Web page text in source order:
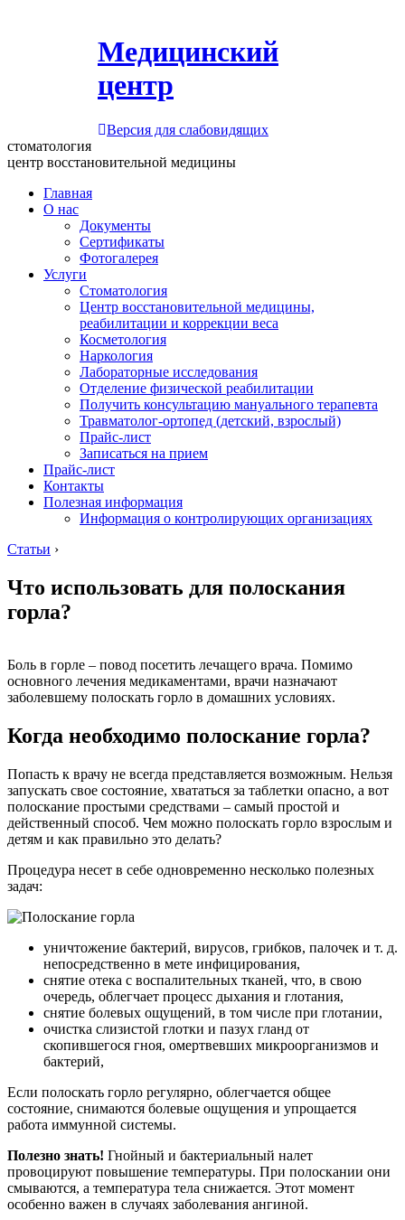
Медицинский
центр
Версия для слабовидящих
стоматология
центр восстановительной медицины
Главная
О нас
Документы
Сертификаты
Фотогалерея
Услуги
Стоматология
Центр восстановительной медицины,
реабилитации и коррекции веса
Косметология
Наркология
Лабораторные исследования
Отделение физической реабилитации
Получить консультацию мануального терапевта
Травматолог-ортопед (детский, взрослый)
Прайс-лист
Записаться на прием
Прайс-лист
Контакты
Полезная информация
Информация о контролирующих организациях
Статьи ›
Что использовать для полоскания
горла?
Боль в горле – повод посетить лечащего врача. Помимо
основного лечения медикаментами, врачи назначают
заболевшему полоскать горло в домашних условиях.
Когда необходимо полоскание горла?
Попасть к врачу не всегда представляется возможным. Нельзя
запускать свое состояние, хвататься за таблетки опасно, а вот
полоскание простыми средствами – самый простой и
действенный способ. Чем можно полоскать горло взрослым и
детям и как правильно это делать?
Процедура несет в себе одновременно несколько полезных
задач:
уничтожение бактерий, вирусов, грибков, палочек и т. д.
непосредственно в мете инфицирования,
снятие отека с воспалительных тканей, что, в свою
очередь, облегчает процесс дыхания и глотания,
снятие болевых ощущений, в том числе при глотании,
очистка слизистой глотки и пазух гланд от
скопившегося гноя, омертвевших микроорганизмов и
бактерий,
Если полоскать горло регулярно, облегчается общее
состояние, снимаются болевые ощущения и упрощается
работа иммунной системы.
Полезно знать! Гнойный и бактериальный налет
провоцируют повышение температуры. При полоскании они
смываются, а температура тела снижается. Этот момент
особенно важен в случаях заболевания ангиной.